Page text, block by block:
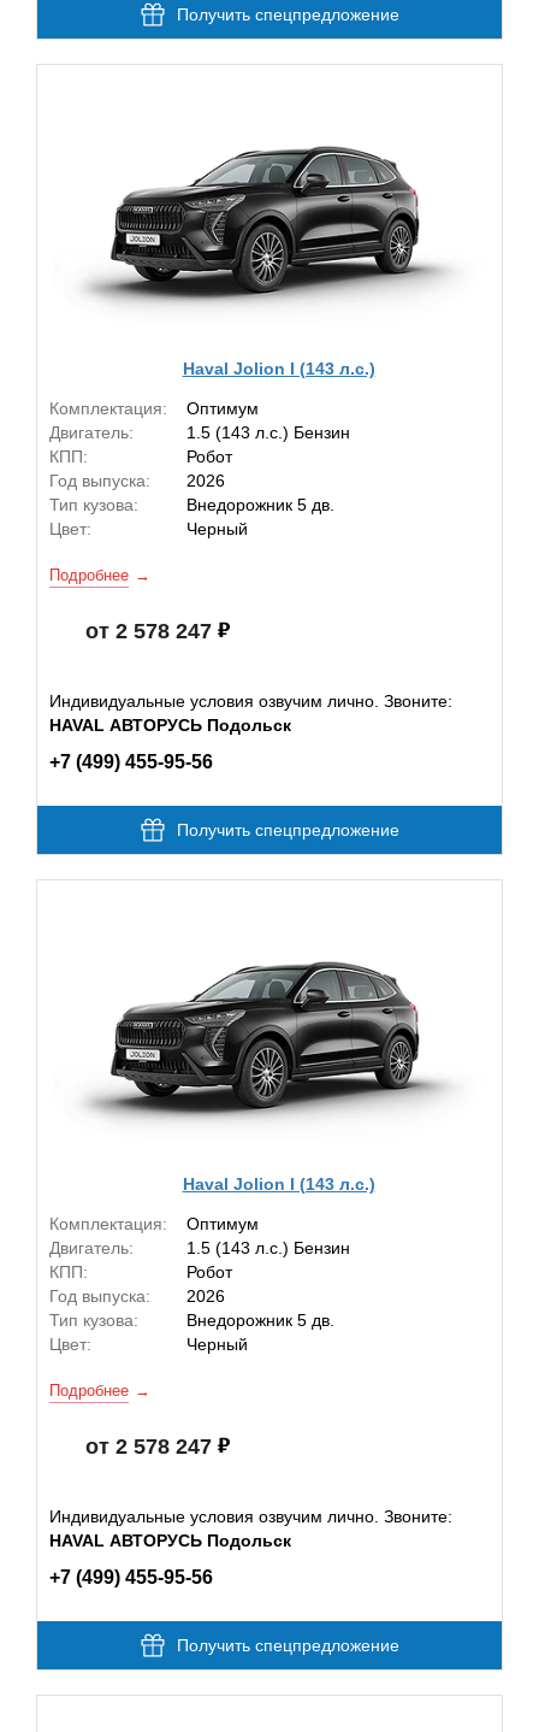
Получить спецпредложение
Haval Jolion I (143 л.с.)
Комплектация:
Оптимум
Двигатель:
1.5 (143 л.с.) Бензин
КПП:
Робот
Год выпуска:
2026
Тип кузова:
Внедорожник 5 дв.
Цвет:
Черный
Подробнее
от 2 578 247
Индивидуальные условия озвучим лично. Звоните:
HAVAL АВТОРУСЬ Подольск
+7 (499) 455-95-56
Получить спецпредложение
Haval Jolion I (143 л.с.)
Комплектация:
Оптимум
Двигатель:
1.5 (143 л.с.) Бензин
КПП:
Робот
Год выпуска:
2026
Тип кузова:
Внедорожник 5 дв.
Цвет:
Черный
Подробнее
от 2 578 247
Индивидуальные условия озвучим лично. Звоните:
HAVAL АВТОРУСЬ Подольск
+7 (499) 455-95-56
Получить спецпредложение